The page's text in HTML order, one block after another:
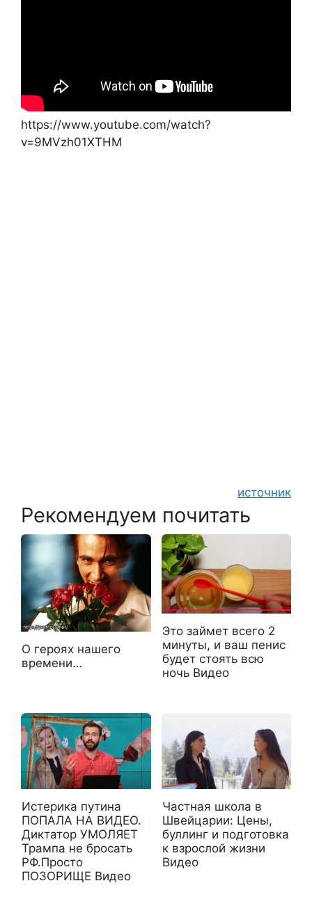
https://www.youtube.com/watch?
v=9MVzh01XTHM
источник
Рекомендуем почитать
О героях нашего
времени…
Это займет всего 2
минуты, и ваш пенис
будет стоять всю
ночь Видео
Истерика путина
ПОПАЛА НА ВИДЕО.
Диктатор УМОЛЯЕТ
Трампа не бросать
РФ.Просто
ПОЗОРИЩЕ Видео
Частная школа в
Швейцарии: Цены,
буллинг и подготовка
к взрослой жизни
Видео